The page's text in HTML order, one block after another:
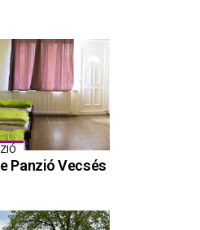
Panzió Vecsés